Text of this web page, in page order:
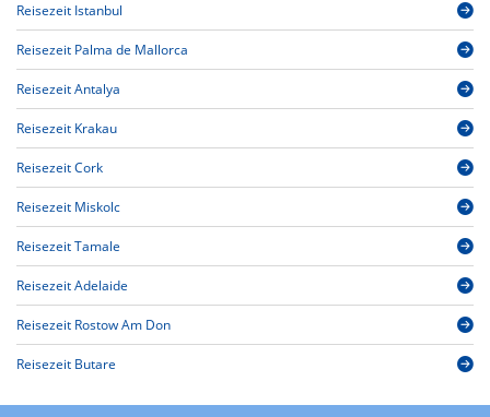
Reisezeit Istanbul
Reisezeit Palma de Mallorca
Reisezeit Antalya
Reisezeit Krakau
Reisezeit Cork
Reisezeit Miskolc
Reisezeit Tamale
Reisezeit Adelaide
Reisezeit Rostow Am Don
Reisezeit Butare